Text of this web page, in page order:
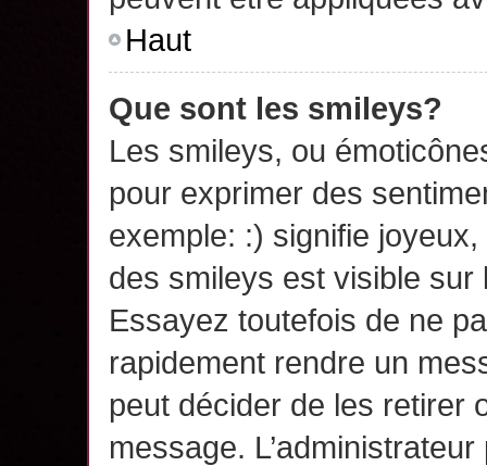
Haut
Que sont les smileys?
Les smileys, ou
pour exprimer des
exemple: :) signifie
des smileys est visible
Essayez toutefois de ne
rapidement rendre un
peut décider de les retirer
message.